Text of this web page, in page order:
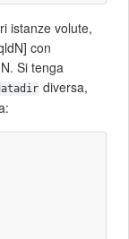
istanze volute,
con
Si tenga
diversa,